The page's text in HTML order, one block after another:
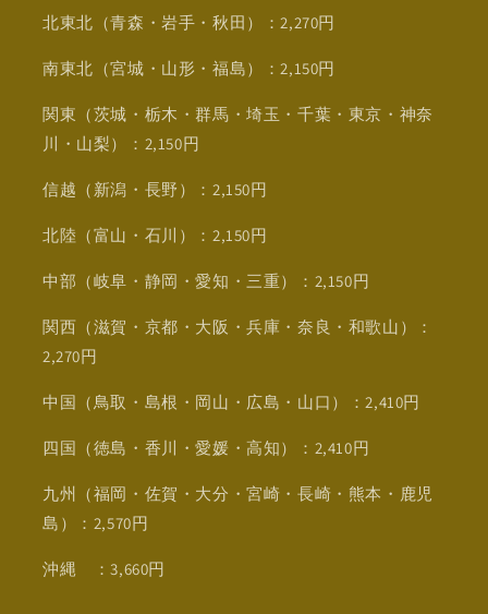
北東北（青森・岩手・秋田）：2,270円
南東北（宮城・山形・福島）：2,150円
関東（茨城・栃木・群馬・埼玉・千葉・東京・神奈
川・山梨）：2,150円
信越（新潟・長野）：2,150円
北陸（富山・石川）：2,150円
中部（岐阜・静岡・愛知・三重）：2,150円
関西（滋賀・京都・大阪・兵庫・奈良・和歌山）：
2,270円
中国（鳥取・島根・岡山・広島・山口）：2,410円
四国（徳島・香川・愛媛・高知）：2,410円
九州（福岡・佐賀・大分・宮崎・長崎・熊本・鹿児
島）：2,570円
沖縄 ：3,660円